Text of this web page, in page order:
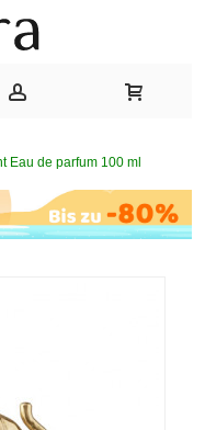
Eau de parfum 100 ml